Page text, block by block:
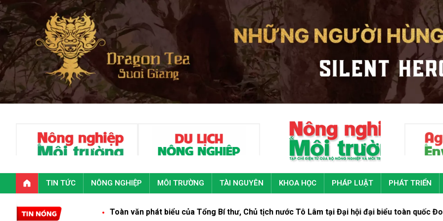
TIN TỨC NÔNG NGHIỆP MÔI TRƯỜNG TÀI NGUYÊN KHOA HỌC PHÁP LUẬT PHÁT TRIỂN
Toàn văn phát biểu của Tổng Bí thư, Chủ tịch nước Tô Lâm tại Đại hội đại biểu toàn quốc Đoàn Thanh